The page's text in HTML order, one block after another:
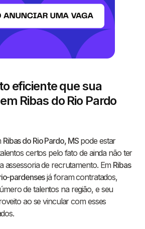
eficiente que sua
Ribas do Rio Pardo
Ribas do Rio Pardo, MSpode estar
certos pelo fato de ainda não ter
assessoria de recrutamento. Em Ribas
pardensesjá foram contratados,
de talentos na região, e seu
ao se vincular com esses